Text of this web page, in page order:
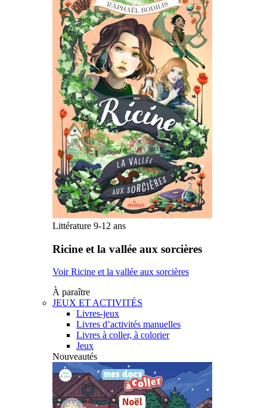
Littérature 9-12 ans
Ricine et la vallée aux sorcières
Voir Ricine et la vallée aux sorcières
À paraître
JEUX ET ACTIVITÉS
Livres-jeux
Livres d’activités manuelles
Livres à coller, à colorier
Jeux
Nouveautés